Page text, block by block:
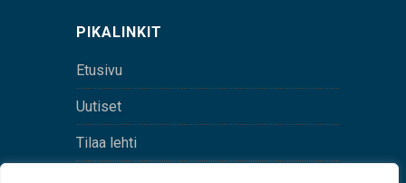
PIKALINKIT
Etusivu
Uutiset
Tilaa lehti